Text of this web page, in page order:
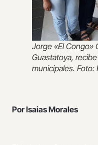
Jorge «El Congo»
Guastatoya,
municipales. Foto:
Por Isaias Morales